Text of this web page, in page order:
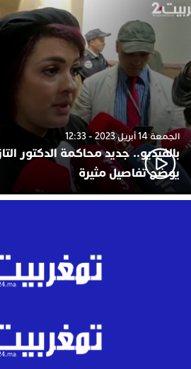
الجمعة 14 أبريل 2023 - 12:33
بالفيديو.. جديد محاكمة الدكتور
يوضح تفاصيل مثيرة